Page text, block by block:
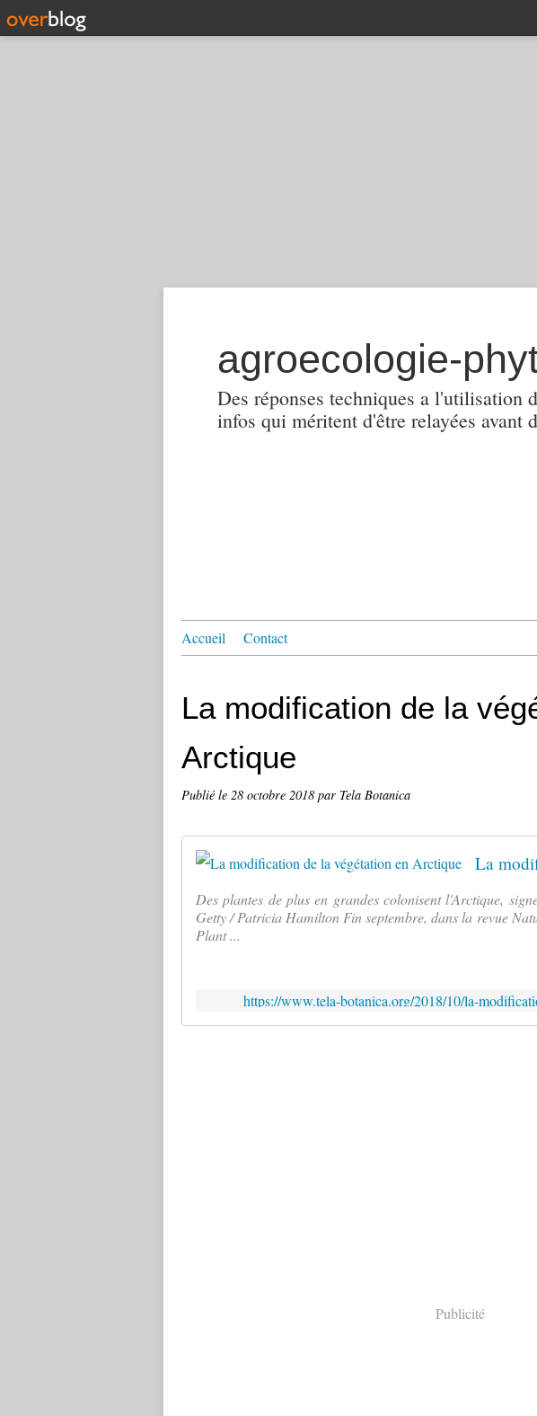
Des réponses techniques a l'utilisation
infos qui méritent d'être relayées avant
Accueil Contact
La modification de la
Arctique
Publié le 28 octobre 2018 par Tela Botanica
Des plantes de plus en grandes colonisent l'Arctique,
Getty / Patricia Hamilton Fin septembre, dans la revue
Plant ...
https://www.tela-botanica.org/2018/10/la-
Publicité